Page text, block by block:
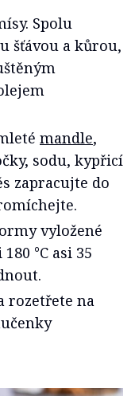
Spolu
šťávou a kůrou,
mandle,
sodu, kypřicí
zapracujte do
vyložené
°C asi 35
rozetřete na